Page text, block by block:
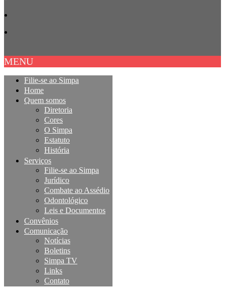
MENU
Filie-se ao Simpa
Home
Quem somos
Diretoria
Cores
O Simpa
Estatuto
História
Serviços
Filie-se ao Simpa
Jurídico
Combate ao Assédio
Odontológico
Leis e Documentos
Convênios
Comunicação
Notícias
Boletins
Simpa TV
Links
Contato